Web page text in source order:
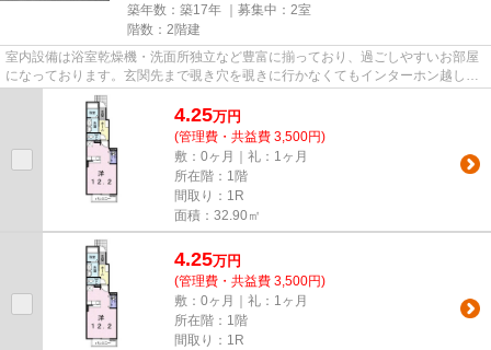
築年数：築17年 ｜募集中： 2室
階数：2階建
室内設備は浴室乾燥機・洗面所独立など豊富に揃っており、過ごしやすいお部屋
になっております。玄関先まで覗き穴を覗きに行かなくてもインターホン越しに
誰が来たのかを確認できるの...
4.25万円
(管理費・共益費 3,500円)
敷：0ヶ月｜礼：1ヶ月
所在階：1階
間取り：1R
面積：32.90㎡
4.25万円
(管理費・共益費 3,500円)
敷：0ヶ月｜礼：1ヶ月
所在階：1階
間取り：1R